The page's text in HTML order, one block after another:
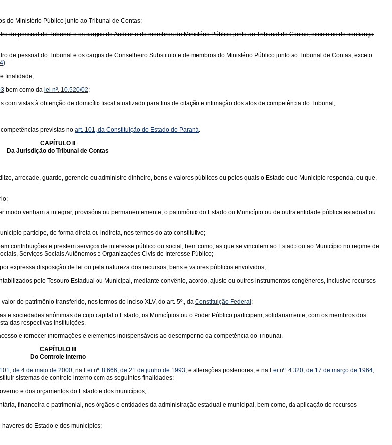
do Ministério Público junto ao Tribunal de Contas;
de pessoal do Tribunal e os cargos de Auditor e de membros do Ministério Público junto ao Tribunal de Contas, exceto os de confiança
de pessoal do Tribunal e os cargos de Conselheiro Substituto e de membros do Ministério Público junto ao Tribunal de Contas, exceto
finalidade;
bem como da lei nº. 10.520/02;
vistas à obtenção de domicílio fiscal atualizado para fins de citação e intimação dos atos de competência do Tribunal;
previstas no art. 101, da Constituição do Estado do Paraná.
CAPÍTULO II
Da Jurisdição do Tribunal de Contas
arrecade, guarde, gerencie ou administre dinheiro, bens e valores públicos ou pelos quais o Estado ou o Município responda, ou que,
venham a integrar, provisória ou permanentemente, o patrimônio do Estado ou Município ou de outra entidade pública estadual ou
participe, de forma direta ou indireta, nos termos do ato constitutivo;
contribuições e prestem serviços de interesse público ou social, bem como, as que se vinculem ao Estado ou ao Município no regime de
Serviços Sociais Autônomos e Organizações Civis de Interesse Público;
expressa disposição de lei ou pela natureza dos recursos, bens e valores públicos envolvidos;
pelo Tesouro Estadual ou Municipal, mediante convênio, acordo, ajuste ou outros instrumentos congêneres, inclusive recursos
do patrimônio transferido, nos termos do inciso XLV, do art. 5º., da Constituição Federal ;
e sociedades anônimas de cujo capital o Estado, os Municípios ou o Poder Público participem, solidariamente, com os membros dos
das respectivas instituições.
e fornecer informações e elementos indispensáveis ao desempenho da competência do Tribunal.
CAPÍTULO III
Do Controle Interno
de 4 de maio de 2000, na Lei nº. 8.666, de 21 de junho de 1993, e alterações posteriores, e na Lei nº. 4.320, de 17 de março de 1964,
sistemas de controle interno com as seguintes finalidades:
e dos orçamentos do Estado e dos municípios;
financeira e patrimonial, nos órgãos e entidades da administração estadual e municipal, bem como, da aplicação de recursos
do Estado e dos municípios;